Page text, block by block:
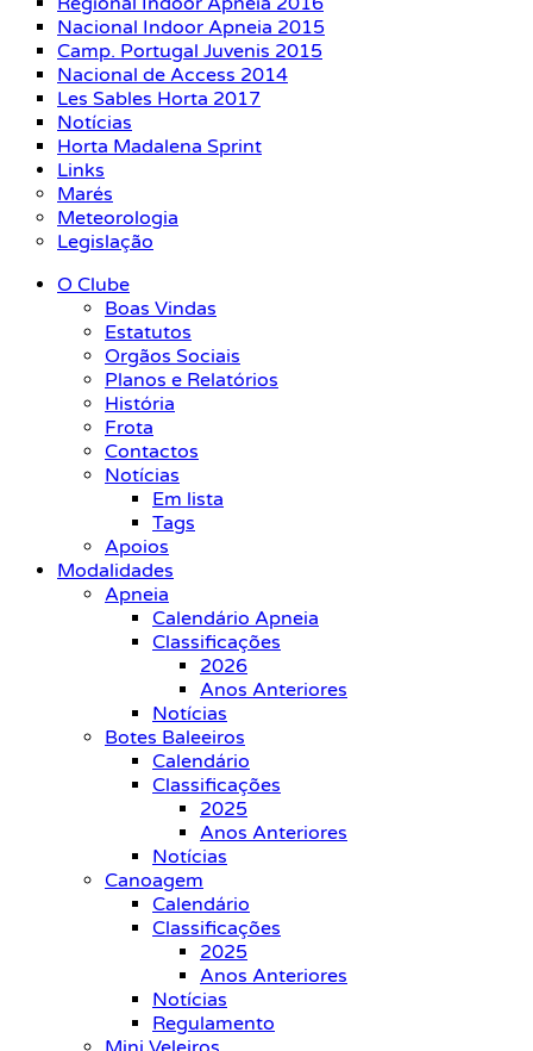
Nacional Indoor Apneia 2015
Camp. Portugal Juvenis 2015
Nacional de Access 2014
Les Sables Horta 2017
Notícias
Horta Madalena Sprint
Links
Marés
Meteorologia
Legislação
O Clube
Boas Vindas
Estatutos
Orgãos Sociais
Planos e Relatórios
História
Frota
Contactos
Notícias
Em lista
Tags
Apoios
Modalidades
Apneia
Calendário Apneia
Classificações
2026
Anos Anteriores
Notícias
Botes Baleeiros
Calendário
Classificações
2025
Anos Anteriores
Notícias
Canoagem
Calendário
Classificações
2025
Anos Anteriores
Notícias
Regulamento